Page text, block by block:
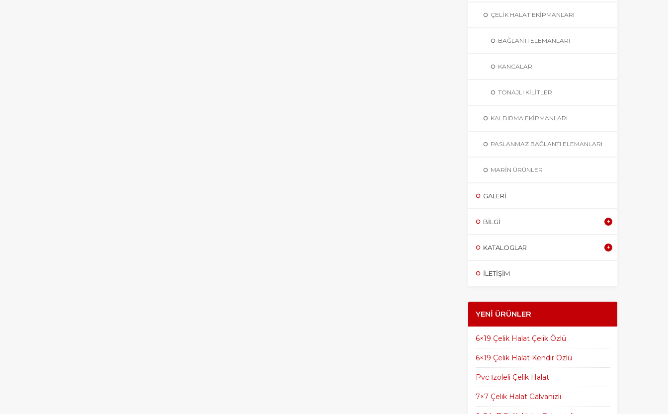
ÇELIK HALAT EKIPMANLARI
BAĞLANTI ELEMANLARI
KANCALAR
TONAJLI KILITLER
KALDIRMA EKIPMANLARI
PASLANMAZ BAĞLANTI ELEMANLARI
MARIN ÜRÜNLER
GALERI
BILGI
KATALOGLAR
İLETİŞİM
YENI ÜRÜNLER
6×19 Çelik Halat Çelik Özlü
6×19 Çelik Halat Kendir Özlü
Pvc İzoleli Çelik Halat
7×7 Çelik Halat Galvanizli